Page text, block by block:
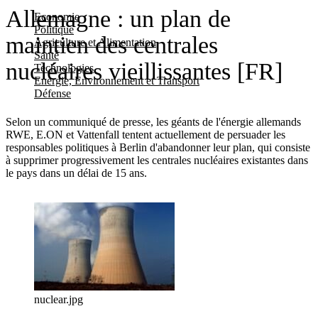
Economie
Politique
Agriculture et Alimentation
Santé
Technologies
Energie, Environnement et Transport
Défense
Allemagne : un plan de
maintien des centrales
nucléaires vieillissantes [FR]
Selon un communiqué de presse, les géants de l'énergie allemands
RWE, E.ON et Vattenfall tentent actuellement de persuader les
responsables politiques à Berlin d'abandonner leur plan, qui consiste
à supprimer progressivement les centrales nucléaires existantes dans
le pays dans un délai de 15 ans.
nuclear.jpg